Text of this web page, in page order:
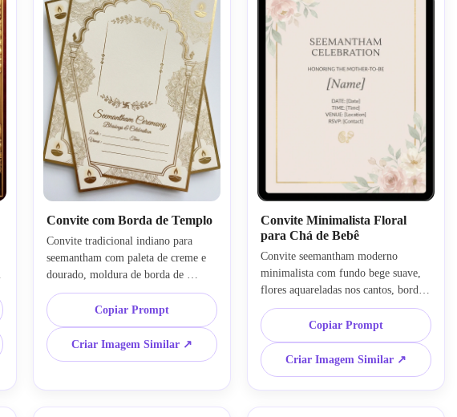
Convite com Borda de Templo
Convite tradicional indiano para
seemantham com paleta de creme e
dourado, moldura de borda de
templo, detalhes sutis de diyas, traços
finos de mandala, ambiente sagrado e
cerimonial, composição estruturada e
limpa, textura de cartão premium
fosca, espaço sofisticado para
impresso detalhado
Copiar Prompt
Criar Imagem Similar ↗
Convite Minimalista Floral
para Chá de Bebê
Convite seemantham moderno
minimalista com fundo bege suave,
flores aquareladas nos cantos, borda
fina dourada, área espaçosa para
texto, estética elegante e suave para
chá de bebê, estilo indiano discreto,
composição arejada, tons pastéis
refinados, visual limpo e sofisticado
para convite digital
Copiar Prompt
Criar Imagem Similar ↗